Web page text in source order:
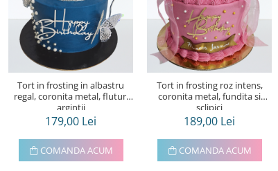
Tort in frosting in albastru
regal, coronita metal, fluturi
argintii
179,00 Lei
COMANDA ACUM
Tort in frosting roz intens,
coronita metal, fundita si
sclipici
189,00 Lei
COMANDA ACUM